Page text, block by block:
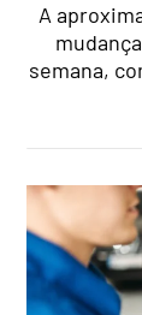
A
semana,